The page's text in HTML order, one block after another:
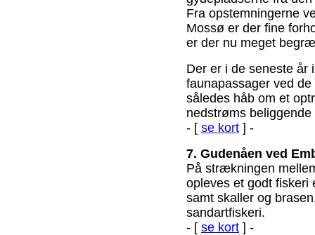
Fra opstemningerne
Mossø er der fine
er der nu meget
Der er i de seneste år
faunapassager ved
således håb om et
nedstrøms beliggende
- [ se kort ] -
7. Gudenåen ved
På strækningen
opleves et godt fiskeri
samt skaller og
sandartfiskeri.
- [ se kort ] -